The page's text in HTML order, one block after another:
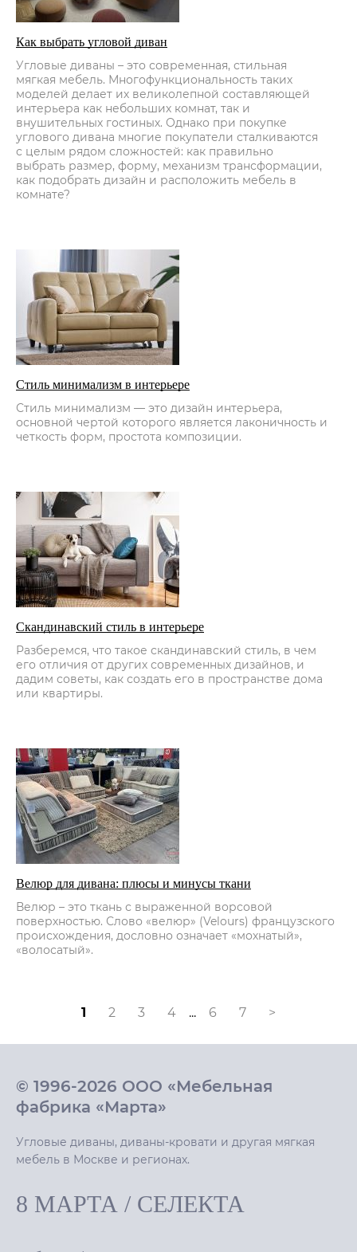
Как выбрать угловой диван
Угловые диваны – это современная, стильная
мягкая мебель. Многофункциональность таких
моделей делает их великолепной составляющей
интерьера как небольших комнат, так и
внушительных гостиных. Однако при покупке
углового дивана многие покупатели сталкиваются
с целым рядом сложностей: как правильно
выбрать размер, форму, механизм трансформации,
как подобрать дизайн и расположить мебель в
комнате?
Стиль минимализм в интерьере
Стиль минимализм — это дизайн интерьера,
основной чертой которого является лаконичность и
четкость форм, простота композиции.
Cкандинавский стиль в интерьере
Разберемся, что такое скандинавский стиль, в чем
его отличия от других современных дизайнов, и
дадим советы, как создать его в пространстве дома
или квартиры.
Велюр для дивана: плюсы и минусы ткани
Велюр – это ткань с выраженной ворсовой
поверхностью. Слово «велюр» (Velours) французского
происхождения, дословно означает «мохнатый»,
«волосатый».
1 2 3 4 ... 6 7 >
© 1996-2026 ООО «Мебельная
фабрика «Марта»
Угловые диваны, диваны-кровати и другая мягкая
мебель в Москве и регионах.
8 МАРТА / СЕЛЕКТА